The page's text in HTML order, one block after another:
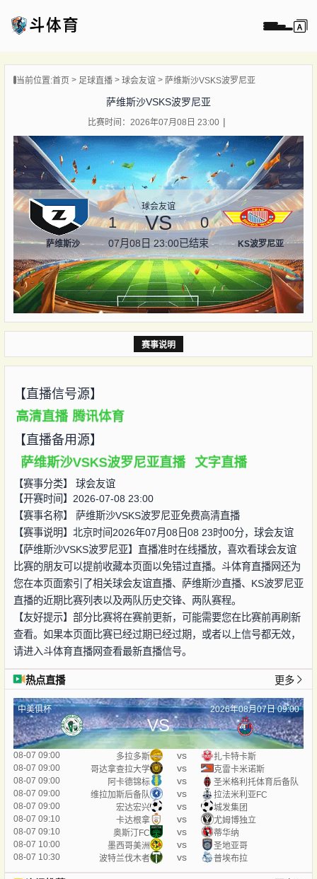
播
像
闻
当前位置:首页 足球直播 球会友谊 萨维斯沙VSKS波罗尼亚
萨维斯沙VSKS波罗尼亚
比赛时间：2026年07月08日 23:00
萨维斯沙
球会友谊
1 VS 0
07月08日 23:00已结束 KS波罗尼亚
赛事说明
【直播信号源】
高清直播 腾讯体育
【直播备用源】
萨维斯沙VSKS波罗尼亚直播 文字直播
【赛事分类】 球会友谊
【开赛时间】2026-07-08 23:00
【赛事名称】 萨维斯沙VSKS波罗尼亚免费高清直播
【赛事说明】北京时间2026年07月08日08 23时00分，球会友谊
【萨维斯沙VSKS波罗尼亚】直播准时在线播放，喜欢看球会友谊
比赛的朋友可以提前收藏本页面以免错过直播。斗体育直播网还为
您在本页面索引了相关球会友谊直播、萨维斯沙直播、KS波罗尼亚
直播的近期比赛列表以及两队历史交锋、两队赛程。
【友好提示】部分比赛将在赛前更新，可能需要您在比赛前再刷新
查看。如果本页面比赛已经过期已经过期，或者以上信号都无效，
请进入斗体育直播网查看最新直播信号。
热点直播 更多
中美俱杯 2026年08月07日 09:00
VS
08-07 09:00 多拉多斯 vs
扎卡特卡斯
08-07 09:00
哥达拿查拉大学 vs
克雷卡米诺斯
08-07 09:00
阿卡德锦标 vs
圣米格利托体育后备队
08-07 09:00
维拉加斯后备队 vs
拉法米利亚FC
08-07 09:00
宏达宏兴 vs
城发集团
08-07 09:10
卡达根拿 vs
尤姆博独立
08-07 09:10
奥斯汀FC vs
蒂华纳
08-07 10:00
墨西哥美洲 vs
圣地亚哥
08-07 10:30
波特兰伐木者 vs 普埃布拉